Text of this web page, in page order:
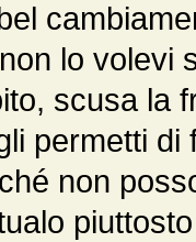
lo volevi
scusa la
permetti di
non